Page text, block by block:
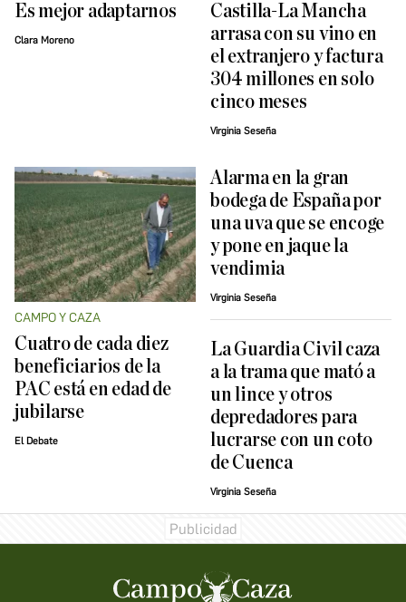
Es mejor adaptarnos
Clara Moreno
Castilla-La Mancha
arrasa con su vino en
el extranjero y factura
304 millones en solo
cinco meses
Virginia Seseña
CAMPO Y CAZA
Cuatro de cada diez
beneficiarios de la
PAC está en edad de
jubilarse
El Debate
Alarma en la gran
bodega de España por
una uva que se encoge
y pone en jaque la
vendimia
Virginia Seseña
La Guardia Civil caza
a la trama que mató a
un lince y otros
depredadores para
lucrarse con un coto
de Cuenca
Virginia Seseña